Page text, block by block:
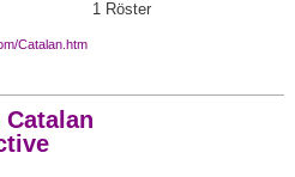
1 Röster
Catalan.htm